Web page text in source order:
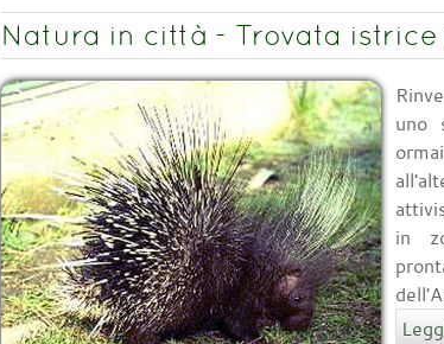
Natura in città - Trovata istrice
uno
in